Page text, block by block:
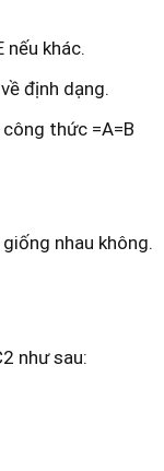
nếu khác.
định dạng.
thức =A=B
nhau không.
như sau: